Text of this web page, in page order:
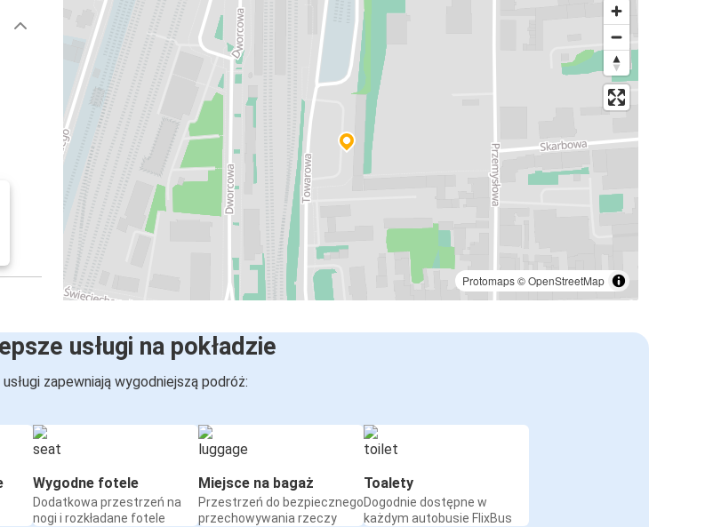
Protomaps©OpenStreetMap
usługi na pokładzie
usługi zapewniają wygodniejszą podróż:
Wygodne fotele
Dodatkowa przestrzeń na
nogi i rozkładane fotele
Miejsce na bagaż
Przestrzeń do bezpiecznego
przechowywania rzeczy
Toalety
Dogodnie dostępne w
każdym autobusie FlixBus